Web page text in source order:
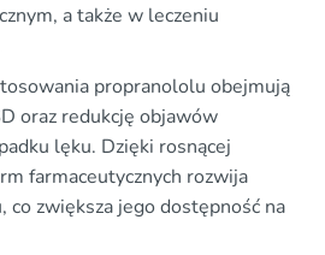
a także w leczeniu
propranololu obejmują
oraz redukcję objawów
lęku. Dzięki rosnącej
farmaceutycznych rozwija
zwiększa jego dostępność na